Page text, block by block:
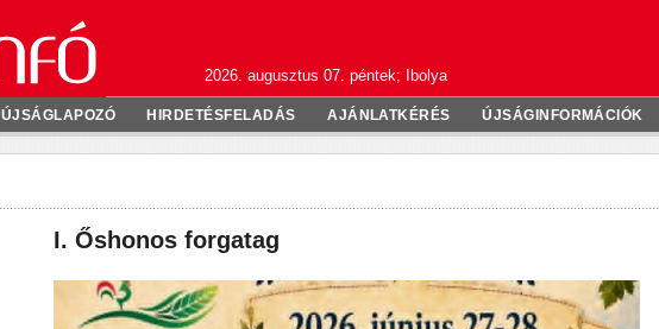
2026. augusztus 07. péntek; Ibolya
ÚJSÁGLAPOZÓ HIRDETÉSFELADÁS AJÁNLATKÉRÉS ÚJSÁGINFORMÁCIÓK
I. Őshonos forgatag